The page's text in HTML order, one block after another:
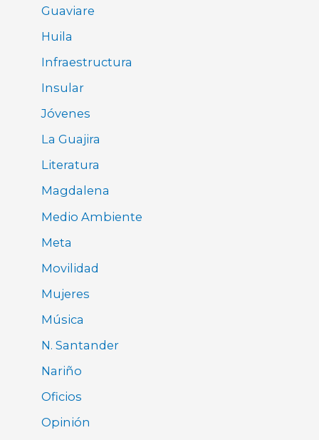
Guaviare
Huila
Infraestructura
Insular
Jóvenes
La Guajira
Literatura
Magdalena
Medio Ambiente
Meta
Movilidad
Mujeres
Música
N. Santander
Nariño
Oficios
Opinión